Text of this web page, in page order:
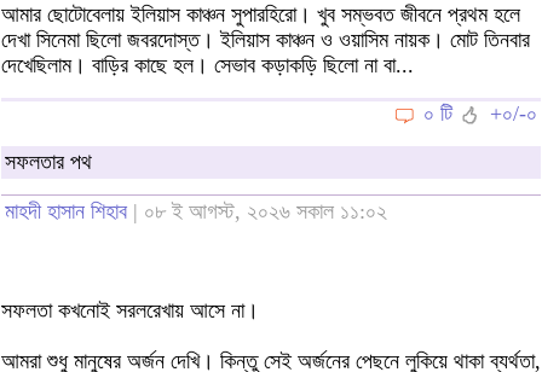
আমার ছোটোবেলায় ইলিয়াস কাঞ্চন সুপারহিরো। খুব সম্ভবত জীবনে প্রথম হলে
দেখা সিনেমা ছিলো জবরদোস্ত। ইলিয়াস কাঞ্চন ও ওয়াসিম নায়ক। মোট তিনবার
দেখেছিলাম। বাড়ির কাছে হল। সেভাব কড়াকড়ি ছিলো না বা...
০ টি
+০/-০
সফলতার পথ
মাহদী হাসান শিহাব | ০৮ ই আগস্ট, ২০২৬ সকাল ১১:০২
সফলতা কখনোই সরলরেখায় আসে না।
আমরা শুধু মানুষের অর্জন দেখি। কিন্তু সেই অর্জনের পেছনে লুকিয়ে থাকা ব্যর্থতা,